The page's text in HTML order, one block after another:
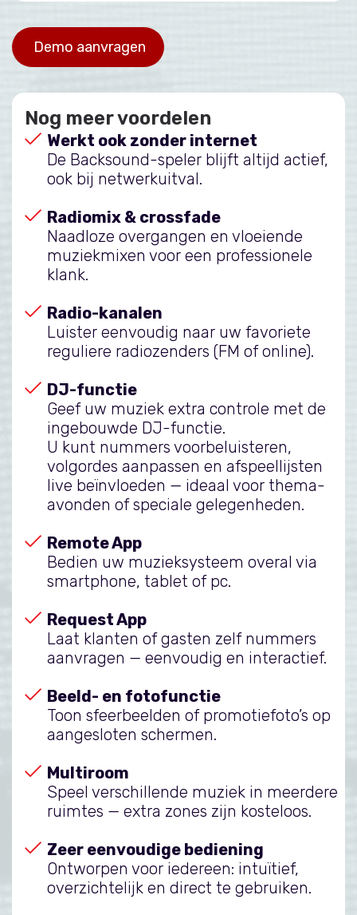
Demo aanvragen
Nog meer voordelen
Werkt ook zonder internet
De Backsound-speler blijft altijd actief,
ook bij netwerkuitval.
Radiomix & crossfade
Naadloze overgangen en vloeiende
muziekmixen voor een professionele
klank.
Radio-kanalen
Luister eenvoudig naar uw favoriete
reguliere radiozenders (FM of online).
DJ-functie
Geef uw muziek extra controle met de
ingebouwde DJ-functie.
U kunt nummers voorbeluisteren,
volgordes aanpassen en afspeellijsten
live beïnvloeden — ideaal voor thema-
avonden of speciale gelegenheden.
Remote App
Bedien uw muzieksysteem overal via
smartphone, tablet of pc.
Request App
Laat klanten of gasten zelf nummers
aanvragen — eenvoudig en interactief.
Beeld- en fotofunctie
Toon sfeerbeelden of promotiefoto’s op
aangesloten schermen.
Multiroom
Speel verschillende muziek in meerdere
ruimtes — extra zones zijn kosteloos.
Zeer eenvoudige bediening
Ontworpen voor iedereen: intuïtief,
overzichtelijk en direct te gebruiken.